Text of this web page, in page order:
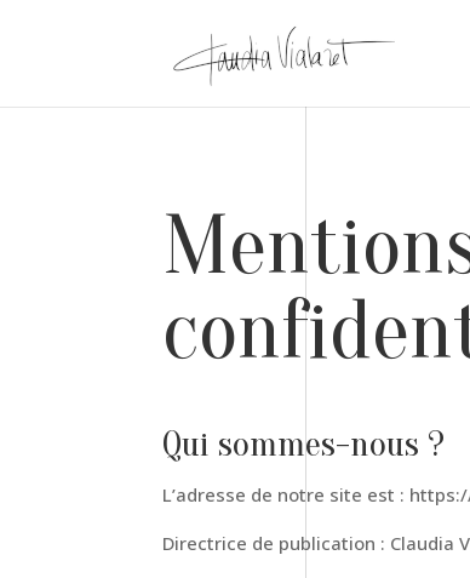
Qui sommes-nous ?
L’adresse de notre site est :
Directrice de publication : Claudia